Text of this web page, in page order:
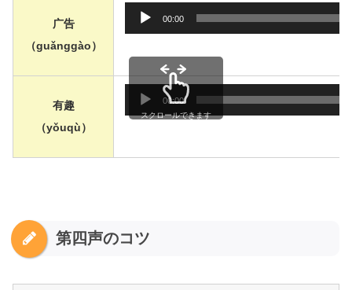
广告
（guǎnggào）
音声プ
00:00
有趣
（yǒuqù）
音声プ
00:00
スクロールできます
第四声のコツ